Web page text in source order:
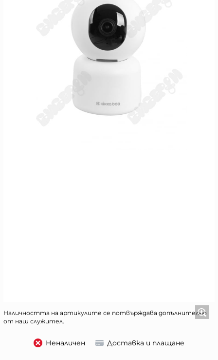
Наличността на артикулите се потвърждава допълнително
от наш служител.
Неналичен Доставка и плащане